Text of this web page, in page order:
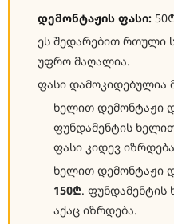
დემონტაჟის ფასი:
ეს შედარებით რთული
უფრო მაღალია.
ფასი დამოკიდებულია
ხელით დემონტაჟი
ფუნდამენტის
ფასი კიდევ
ხელით დემონტაჟი
150₾. ფუნდამენტის
აქაც იზრდება.